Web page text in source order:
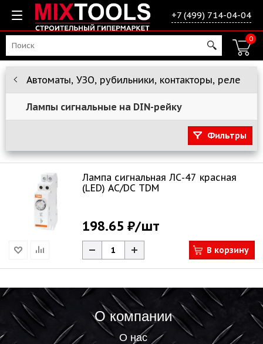
+7 (499) 714-04-04
0
Автоматы, УЗО, рубильники, контакторы, реле
Лампы сигнальные на DIN-рейку
Фильтры
Лампа сигнальная ЛС-47 красная
(LED) AC/DC TDM
198.65 ₽/шт
В корзину
О компании
О нас